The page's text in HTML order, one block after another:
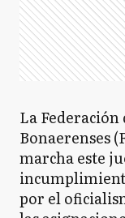
La
Bonaerenses
marcha este
por el